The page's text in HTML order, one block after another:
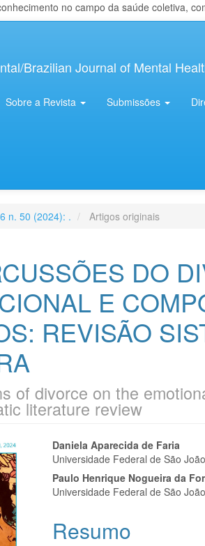
no campo da saúde coletiva,
Brazilian Journal of Mental
Sobre a Revista Submissões
n. 50 (2024): . Artigos originais
DO
E
REVISÃO
of divorce on the
literature review
Conteúdo
do
artigo
principal
Daniela Aparecida de Faria
Universidade Federal de São
Paulo Henrique Nogueira da
Universidade Federal de São
Resumo